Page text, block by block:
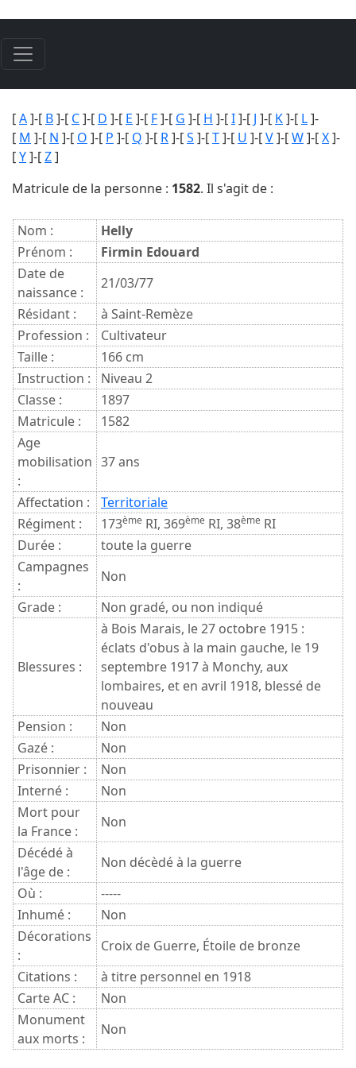
[A]-[ B]-[ C]-[ D ]-[ E ]-[ F]-[ G ]-[ H ]-[I]-[ J ]-[ K]-[ L]-
[ M ]-[ N ]-[ O ]-[ P ]-[ Q ]-[ R]-[S ]-[T]-[ U ]-[V]-[W]-[X]-
[Y]-[Z]
Matricule de la personne : 1582. Il s'agit de :
Nom :
Helly
Prénom :
Firmin Edouard
Date de
naissance :
21/03/77
Résidant :
à Saint-Remèze
Profession :
Cultivateur
Taille :
166 cm
Instruction :
Niveau 2
Classe :
1897
Matricule :
1582
Age
mobilisation
:
37 ans
Affectation :
Territoriale
Régiment :
173ème RI, 369ème RI, 38ème RI
Durée :
toute la guerre
Campagnes
:
Non
Grade :
Non gradé, ou non indiqué
Blessures :
à Bois Marais, le 27 octobre 1915 :
éclats d'obus à la main gauche, le 19
septembre 1917 à Monchy, aux
lombaires, et en avril 1918, blessé de
nouveau
Pension :
Non
Gazé :
Non
Prisonnier :
Non
Interné :
Non
Mort pour
la France :
Non
Décédé à
l'âge de :
Non décèdé à la guerre
Où :
-----
Inhumé :
Non
Décorations
:
Croix de Guerre, Étoile de bronze
Citations :
à titre personnel en 1918
Carte AC :
Non
Monument
aux morts :
Non